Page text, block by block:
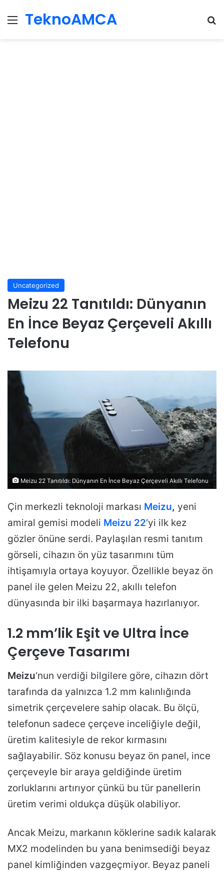
Menu
TeknoAMCA
Uncategorized
Meizu 22 Tanıtıldı: Dünyanın
En İnce Beyaz Çerçeveli Akıllı
Telefonu
Meizu 22 Tanıtıldı: Dünyanın En İnce Beyaz Çerçeveli Akıllı Telefonu
Çin merkezli teknoloji markası Meizu, yeni
amiral gemisi modeli Meizu 22‘yi ilk kez
gözler önüne serdi. Paylaşılan resmi tanıtım
görseli, cihazın ön yüz tasarımını tüm
ihtişamıyla ortaya koyuyor. Özellikle beyaz ön
panel ile gelen Meizu 22, akıllı telefon
dünyasında bir ilki başarmaya hazırlanıyor.
1.2 mm’lik Eşit ve Ultra İnce
Çerçeve Tasarımı
Meizu‘nun verdiği bilgilere göre, cihazın dört
tarafında da yalnızca 1.2 mm kalınlığında
simetrik çerçevelere sahip olacak. Bu ölçü,
telefonun sadece çerçeve inceliğiyle değil,
üretim kalitesiyle de rekor kırmasını
sağlayabilir. Söz konusu beyaz ön panel, ince
çerçeveyle bir araya geldiğinde üretim
zorluklarını artırıyor çünkü bu tür panellerin
üretim verimi oldukça düşük olabiliyor.
Ancak Meizu, markanın köklerine sadık kalarak
MX2 modelinden bu yana benimsediği beyaz
panel kimliğinden vazgeçmiyor. Beyaz paneli